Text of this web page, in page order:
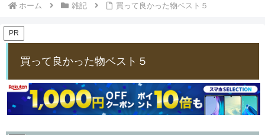
ホーム 雑記 買って良かった物ベスト５
PR
買って良かった物ベスト５